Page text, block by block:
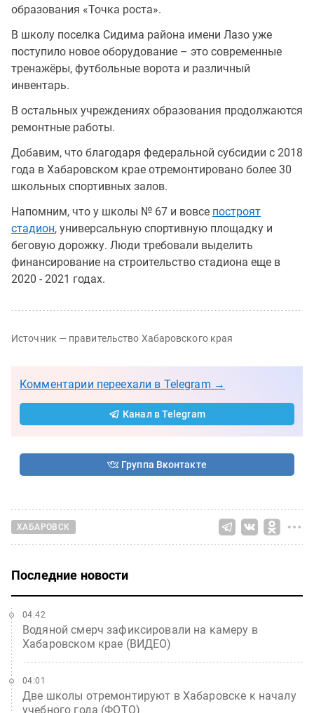
образования «Точка роста».
В школу поселка Сидима района имени Лазо уже
поступило новое оборудование – это современные
тренажёры, футбольные ворота и различный
инвентарь.
В остальных учреждениях образования продолжаются
ремонтные работы.
Добавим, что благодаря федеральной субсидии с 2018
года в Хабаровском крае отремонтировано более 30
школьных спортивных залов.
Напомним, что у школы № 67 и вовсе построят
стадион, универсальную спортивную площадку и
беговую дорожку. Люди требовали выделить
финансирование на строительство стадиона еще в
2020 - 2021 годах.
Источник — правительство Хабаровского края
Комментарии переехали в Telegram →
Канал в Telegram
Группа Вконтакте
ХАБАРОВСК
Последние новости
Водяной смерч зафиксировали на камеру в
Хабаровском крае (ВИДЕО)
04:42
Две школы отремонтируют в Хабаровске к началу
учебного года (ФОТО)
04:01